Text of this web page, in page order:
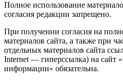
Полное использование
согласия редакции запрещено.
При получении согласия на
материалов сайта, а также при
отдельных материалов сайта
Internet — гиперссылка) на сайт
информации» обязательна.